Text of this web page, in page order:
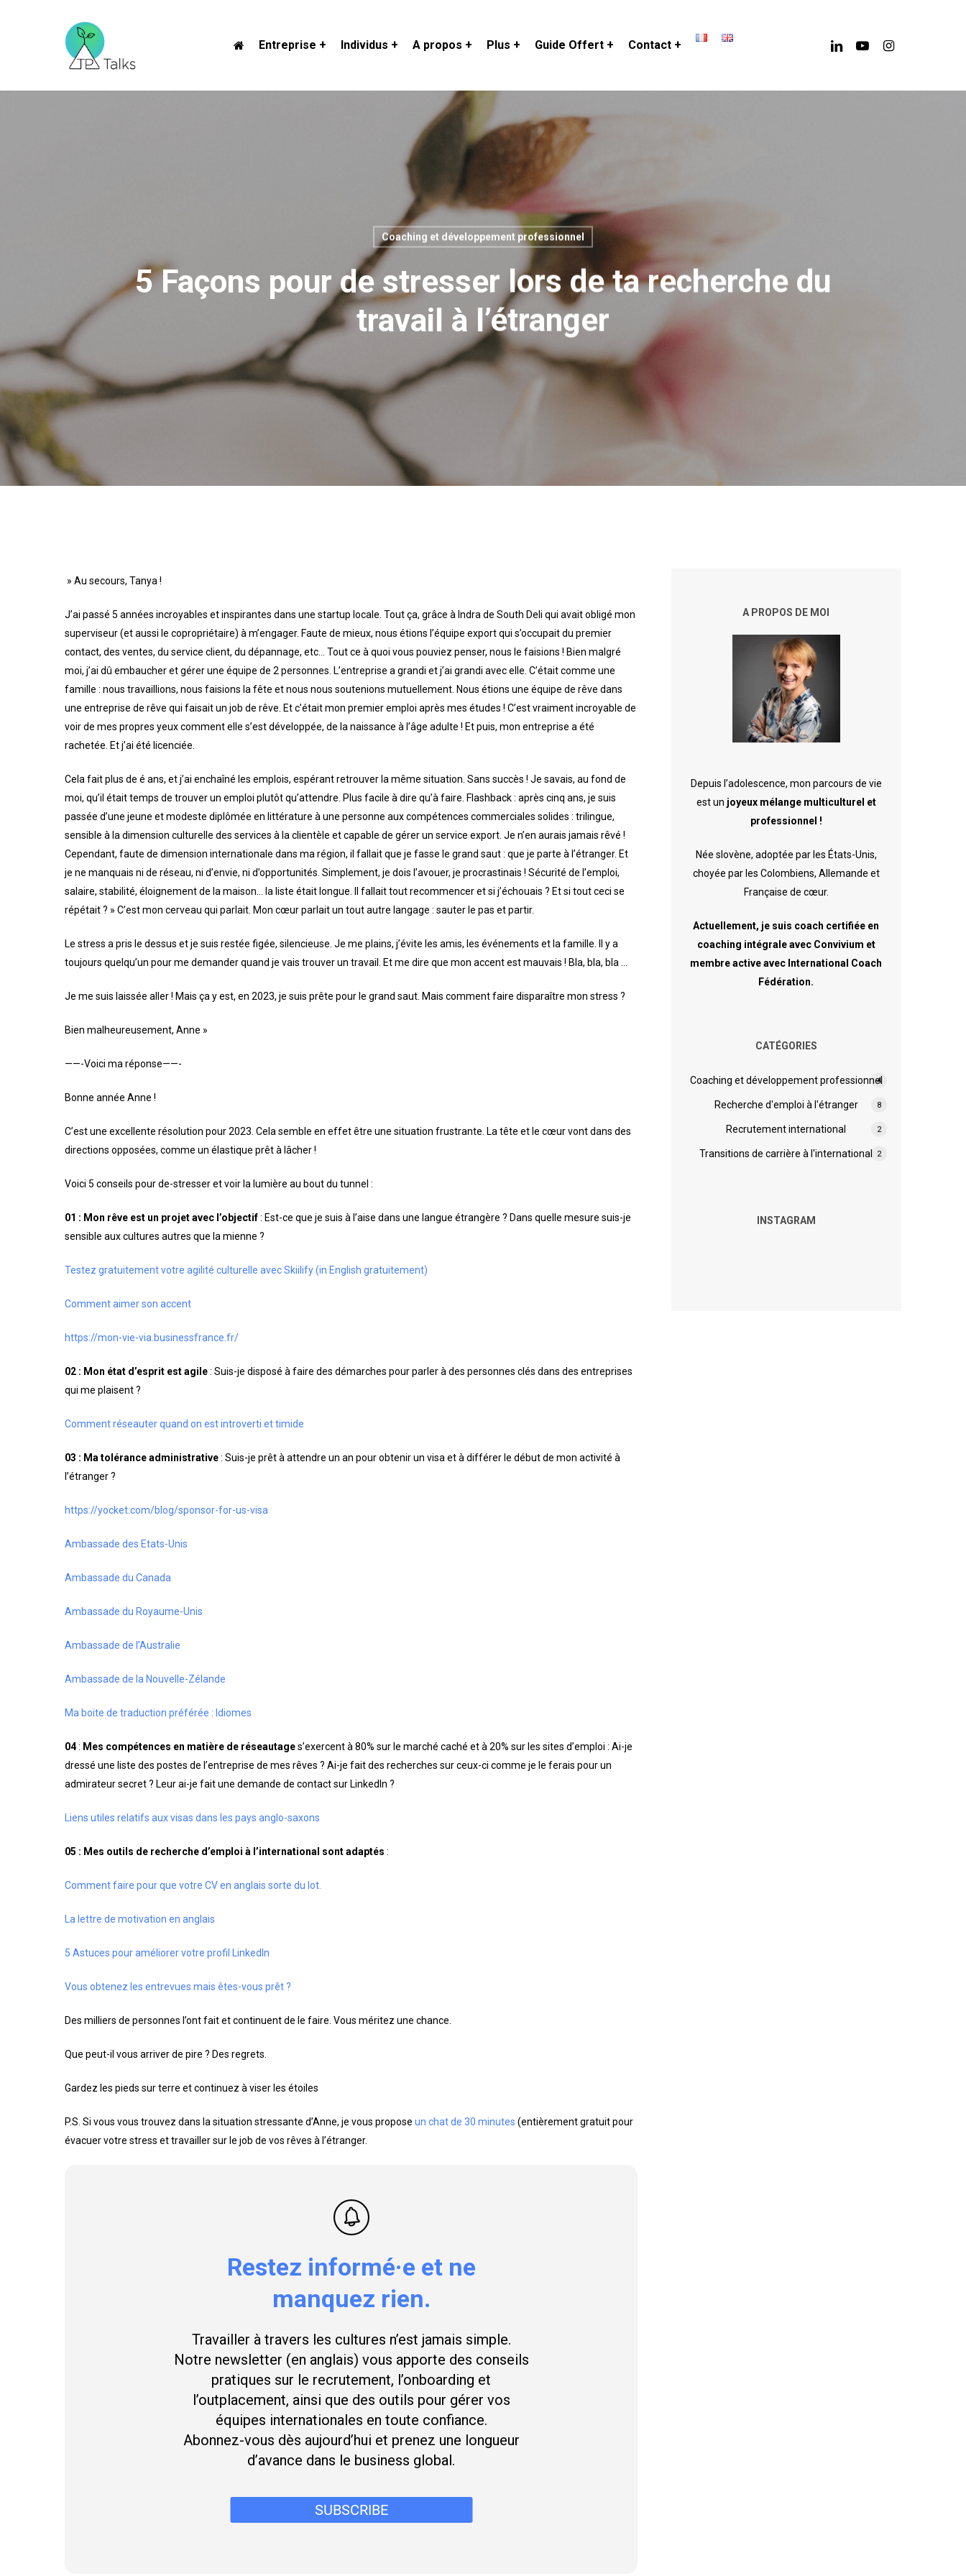
Entreprise + Individus + A propos + Plus + Guide Offert + Contact + linkedinyoutubeinstagram
Coaching et développement professionnel
5 Façons pour de stresser lors de ta recherche du
travail à l’étranger
» Au secours, Tanya !
J’ai passé 5 années incroyables et inspirantes dans une startup locale. Tout ça, grâce à Indra de South Deli qui avait obligé mon
superviseur (et aussi le copropriétaire) à m’engager. Faute de mieux, nous étions l’équipe export qui s’occupait du premier
contact, des ventes, du service client, du dépannage, etc… Tout ce à quoi vous pouviez penser, nous le faisions ! Bien malgré
moi, j’ai dû embaucher et gérer une équipe de 2 personnes. L’entreprise a grandi et j’ai grandi avec elle. C’était comme une
famille : nous travaillions, nous faisions la fête et nous nous soutenions mutuellement. Nous étions une équipe de rêve dans
une entreprise de rêve qui faisait un job de rêve. Et c’était mon premier emploi après mes études ! C’est vraiment incroyable de
voir de mes propres yeux comment elle s’est développée, de la naissance à l’âge adulte ! Et puis, mon entreprise a été
rachetée. Et j’ai été licenciée.
Cela fait plus de é ans, et j’ai enchaîné les emplois, espérant retrouver la même situation. Sans succès ! Je savais, au fond de
moi, qu’il était temps de trouver un emploi plutôt qu’attendre. Plus facile à dire qu’à faire. Flashback : après cinq ans, je suis
passée d’une jeune et modeste diplômée en littérature à une personne aux compétences commerciales solides : trilingue,
sensible à la dimension culturelle des services à la clientèle et capable de gérer un service export. Je n’en aurais jamais rêvé !
Cependant, faute de dimension internationale dans ma région, il fallait que je fasse le grand saut : que je parte à l’étranger. Et
je ne manquais ni de réseau, ni d’envie, ni d’opportunités. Simplement, je dois l’avouer, je procrastinais ! Sécurité de l’emploi,
salaire, stabilité, éloignement de la maison… la liste était longue. Il fallait tout recommencer et si j’échouais ? Et si tout ceci se
répétait ? » C’est mon cerveau qui parlait. Mon cœur parlait un tout autre langage : sauter le pas et partir.
Le stress a pris le dessus et je suis restée figée, silencieuse. Je me plains, j’évite les amis, les événements et la famille. Il y a
toujours quelqu’un pour me demander quand je vais trouver un travail. Et me dire que mon accent est mauvais ! Bla, bla, bla …
Je me suis laissée aller ! Mais ça y est, en 2023, je suis prête pour le grand saut. Mais comment faire disparaître mon stress ?
Bien malheureusement, Anne »
——-Voici ma réponse——-
Bonne année Anne !
C’est une excellente résolution pour 2023. Cela semble en effet être une situation frustrante. La tête et le cœur vont dans des
directions opposées, comme un élastique prêt à lâcher !
Voici 5 conseils pour de-stresser et voir la lumière au bout du tunnel :
01 : Mon rêve est un projet avec l’objectif: Est-ce que je suis à l’aise dans une langue étrangère ? Dans quelle mesure suis-je
sensible aux cultures autres que la mienne ?
Testez gratuitement votre agilité culturelle avec Skiilify (in English gratuitement)
Comment aimer son accent
https://mon-vie-via.businessfrance.fr/
02 : Mon état d’esprit est agile: Suis-je disposé à faire des démarches pour parler à des personnes clés dans des entreprises
qui me plaisent ?
Comment réseauter quand on est introverti et timide
03 : Ma tolérance administrative: Suis-je prêt à attendre un an pour obtenir un visa et à différer le début de mon activité à
l’étranger ?
https://yocket.com/blog/sponsor-for-us-visa
Ambassade des Etats-Unis
Ambassade du Canada
Ambassade du Royaume-Unis
Ambassade de l’Australie
Ambassade de la Nouvelle-Zélande
Ma boite de traduction préférée : Idiomes
04: Mes compétences en matière de réseautages’exercent à 80% sur le marché caché et à 20% sur les sites d’emploi : Ai-je
dressé une liste des postes de l’entreprise de mes rêves ? Ai-je fait des recherches sur ceux-ci comme je le ferais pour un
admirateur secret ? Leur ai-je fait une demande de contact sur LinkedIn ?
Liens utiles relatifs aux visas dans les pays anglo-saxons
05 : Mes outils de recherche d’emploi à l’international sont adaptés :
Comment faire pour que votre CV en anglais sorte du lot.
La lettre de motivation en anglais
5 Astuces pour améliorer votre profil LinkedIn
Vous obtenez les entrevues mais êtes-vous prêt ?
Des milliers de personnes l’ont fait et continuent de le faire. Vous méritez une chance.
Que peut-il vous arriver de pire ? Des regrets.
Gardez les pieds sur terre et continuez à viser les étoiles
P.S. Si vous vous trouvez dans la situation stressante d’Anne, je vous proposeun chat de 30 minutes (entièrement gratuit pour
évacuer votre stress et travailler sur le job de vos rêves à l’étranger.
Restez informé·e et ne
manquez rien.
Travailler à travers les cultures n’est jamais simple.
Notre newsletter (en anglais) vous apporte des conseils
pratiques sur le recrutement, l’onboarding et
l’outplacement, ainsi que des outils pour gérer vos
équipes internationales en toute confiance.
Abonnez-vous dès aujourd’hui et prenez une longueur
d’avance dans le business global.
A PROPOS DE MOI
Depuis l’adolescence, mon parcours de vie
est un joyeux mélange multiculturel et
professionnel !
Née slovène, adoptée par les États-Unis,
choyée par les Colombiens, Allemande et
Française de cœur.
Actuellement, je suis coach certifiée en
coaching intégrale avec Convivium et
membre active avec International Coach
Fédération.
CATÉGORIES
Coaching et développement professionnel
4
Recherche d'emploi à l'étranger 8
Recrutement international 2
Transitions de carrière à l'international 2
INSTAGRAM